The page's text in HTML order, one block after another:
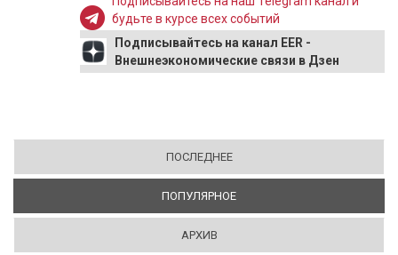
будьте в курсе всех событий
Подписывайтесь на канал EER -
Внешнеэкономические связи в Дзен
ПОСЛЕДНЕЕ
ПОПУЛЯРНОЕ
АРХИВ